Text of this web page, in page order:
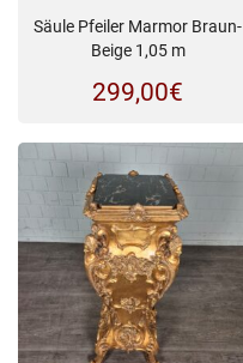
Säule Pfeiler Marmor Braun-
Beige 1,05 m
299,00€